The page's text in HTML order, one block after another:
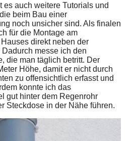
es auch weitere Tutorials und
beim Bau einer
noch unsicher sind. Als finalen
für die Montage am
direkt neben der
messe ich den
die man täglich betritt. Der
Höhe, damit er nicht durch
zu offensichtlich erfasst und
konnte ich das
gut hinter dem Regenrohr
Steckdose in der Nähe führen.